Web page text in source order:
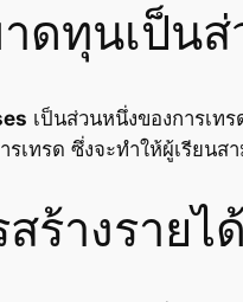
ดทุนเป็น
เป็นส่วนหนึ่งของการเท
เทรด ซึ่งจะทำให้ผู้เรียน
สร้างราย